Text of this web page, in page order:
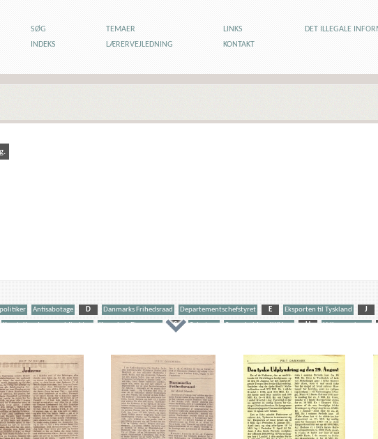
SØG TEMAER LINKS
DET ILLEGALE
INDEKS LÆRERVEJLEDNING KONTAKT
politiker Antisabotage D Danmarks Frihedsraad Departementschefstyret E Eksporten til Tyskland J
Korst, Knud, generaldirektør Krenchel, Ejnar, ors. S Sabotage Samarbejdspolitikken U Udhængninger
Universitet Aico, granathylsterfabrik Amalienborg Andersen, Alsing, politiker Andersen, Arthur, dommer
Blaase, Carl, kioskejer Bosch Brønderslev C Charlottenlund Station Christian X
Christmas
Dalsgaard, mekaniker, Aalborg Danmarks Frihedsraad Dansk Lov imod Kommunisterne, artikel Danske
De Samvirkende Fagforbund Det internationale Retskammer Det radikale Venstre E Esbjerg
G Gerlevmødet Globe, skotøjsfabrik Glud & Marstrand Goebbels, Joseph Grundloven Gørtz,